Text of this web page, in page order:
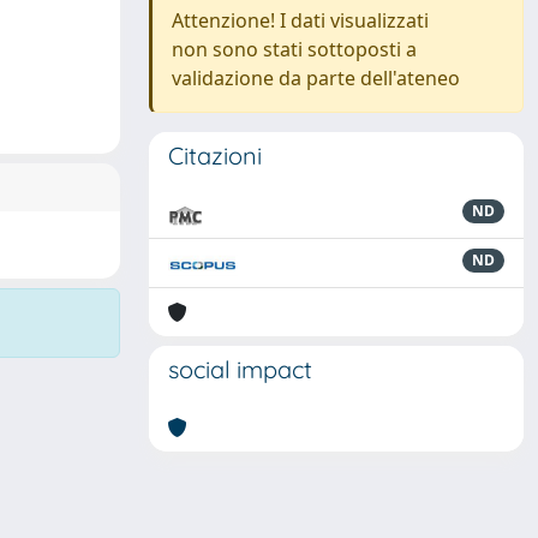
Attenzione! I dati visualizzati
non sono stati sottoposti a
validazione da parte dell'ateneo
Citazioni
ND
ND
social impact